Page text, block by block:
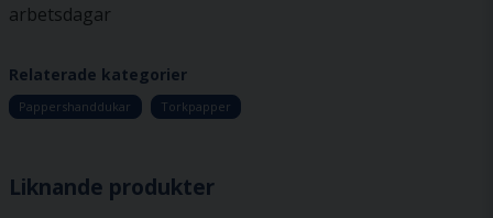
Liknande produkter
arbetsdagar
Relaterade kategorier
Pappershanddukar Torkpapper